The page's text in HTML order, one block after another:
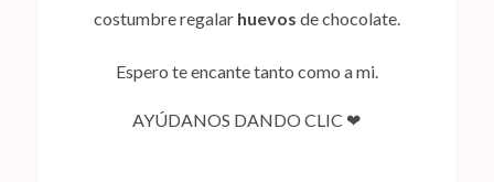
costumbre regalar huevos de chocolate.
Espero te encante tanto como a mi.
AYÚDANOS DANDO CLIC ❤